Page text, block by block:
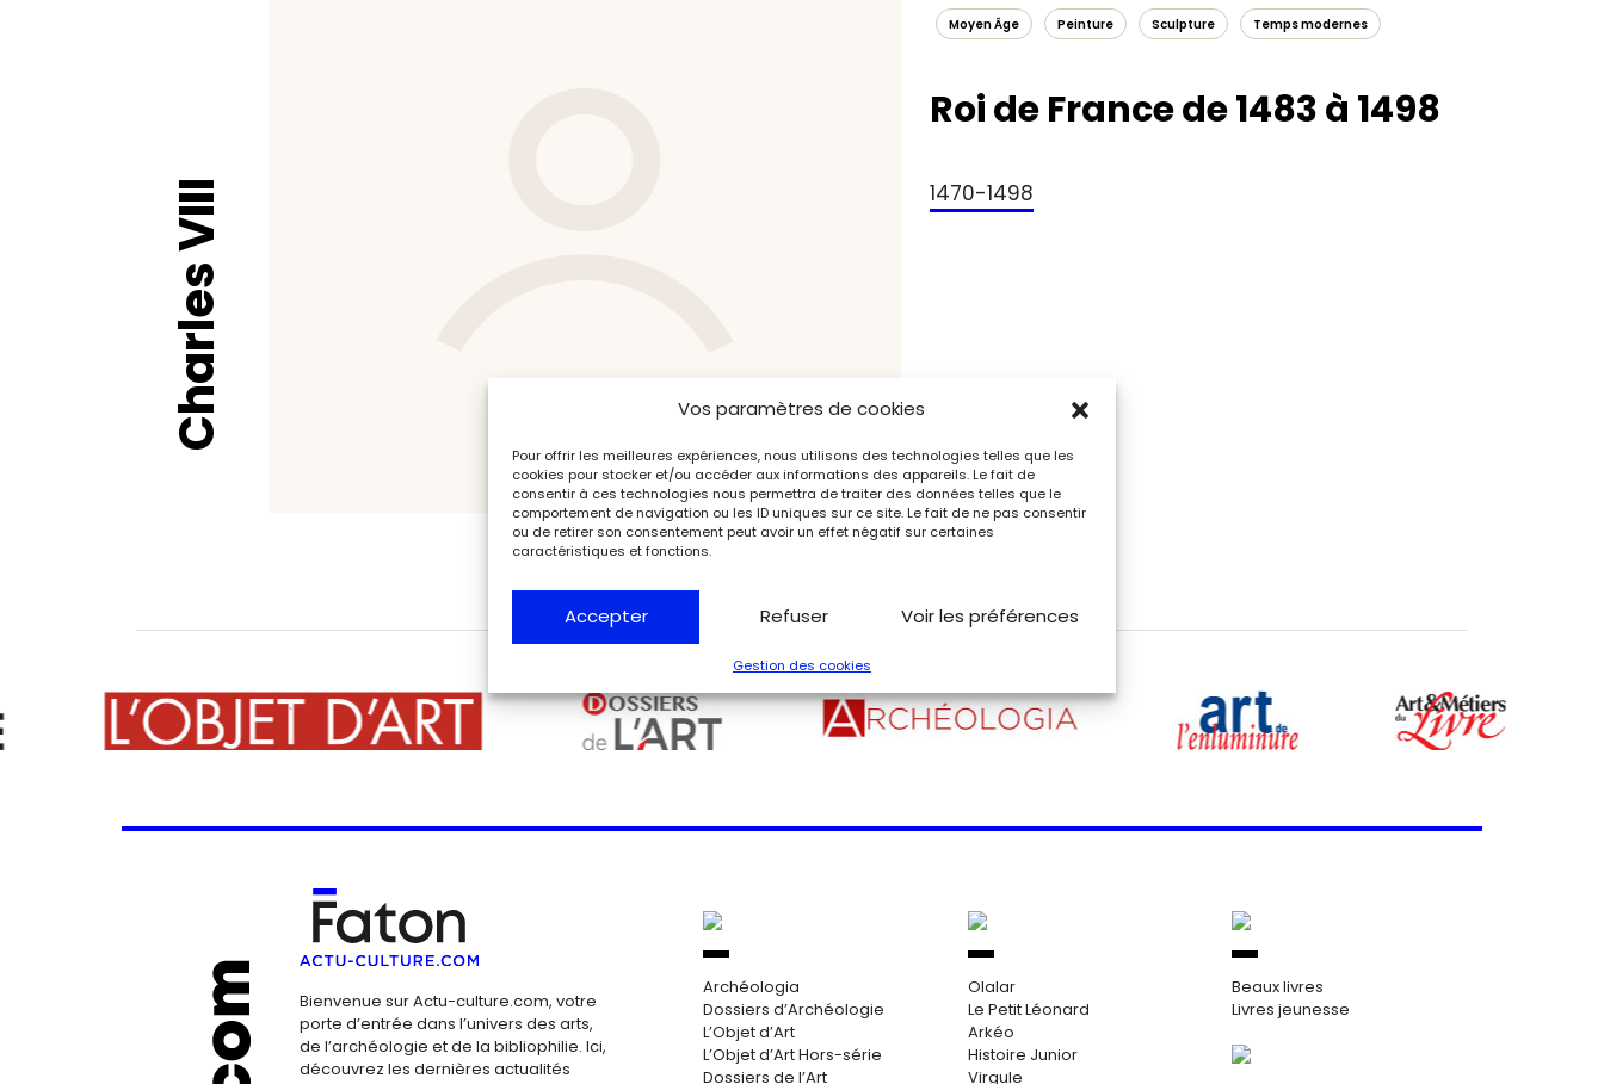
Vos paramètres de cookies
Pour offrir les meilleures expériences, nous utilisons des technologies telles que les
cookies pour stocker et/ou accéder aux informations des appareils. Le fait de
consentir à ces technologies nous permettra de traiter des données telles que le
comportement de navigation ou les ID uniques sur ce site. Le fait de ne pas consentir
ou de retirer son consentement peut avoir un effet négatif sur certaines
caractéristiques et fonctions.
Accepter Refuser Voir les préférences
Gestion des cookies
Charles VIII
Moyen Âge Peinture Sculpture Temps modernes
Roi de France de 1483 à 1498
1470-1498
Bienvenue sur Actu-culture.com, votre
porte d’entrée dans l’univers des arts,
de l’archéologie et de la bibliophilie. Ici,
découvrez les dernières actualités
Archéologia
Dossiers d’Archéologie
L’Objet d’Art
L’Objet d’Art Hors-série
Dossiers de l’Art
Olalar
Le Petit Léonard
Arkéo
Histoire Junior
Virgule
Beaux livres
Livres jeunesse